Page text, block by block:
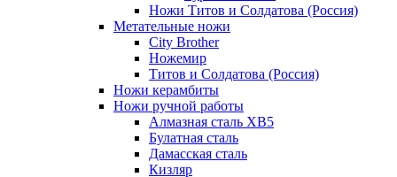
Ножи Титов и Солдатова (Россия)
Метательные ножи
City Brother
Ножемир
Титов и Солдатова (Россия)
Ножи керамбиты
Ножи ручной работы
Алмазная сталь ХВ5
Булатная сталь
Дамасская сталь
Кизляр